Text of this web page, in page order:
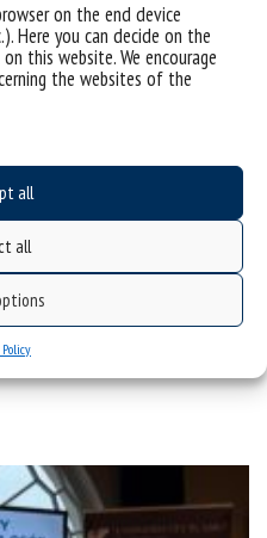
on the end device
Here you can decide on the
this website. We encourage
the websites of the
all
all
Policy
Instytutu Pedagogiki
in Polish.